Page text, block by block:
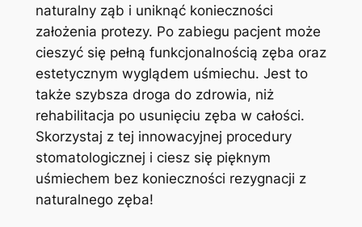
⁢naturalny ząb i uniknąć ⁢konieczności
założenia protezy. Po zabiegu‍ pacjent może
cieszyć się pełną funkcjonalnością zęba oraz
⁣estetycznym wyglądem uśmiechu. Jest to
⁤także szybsza droga do zdrowia, ​niż
‌rehabilitacja po usunięciu zęba‌ w całości.
Skorzystaj z tej⁤ innowacyjnej procedury
stomatologicznej i ciesz się pięknym
uśmiechem bez konieczności rezygnacji‌ z
naturalnego zęba!